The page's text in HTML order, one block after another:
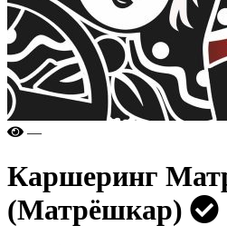
—
Каршеринг
(Матрёшкар)